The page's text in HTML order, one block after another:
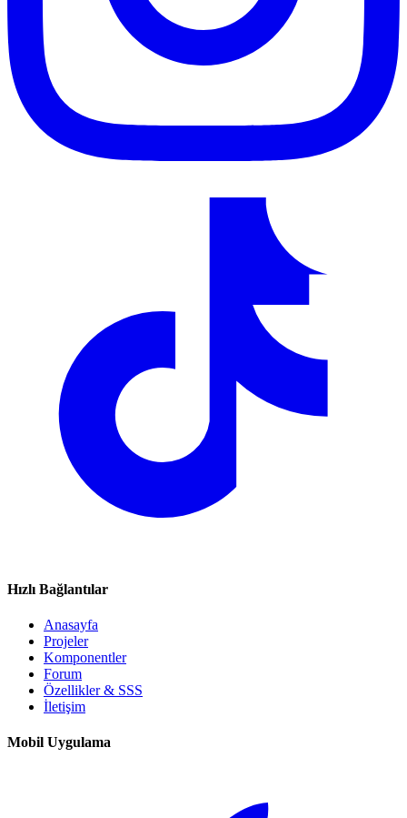
Hızlı Bağlantılar
Anasayfa
Projeler
Komponentler
Forum
Özellikler & SSS
İletişim
Mobil Uygulama